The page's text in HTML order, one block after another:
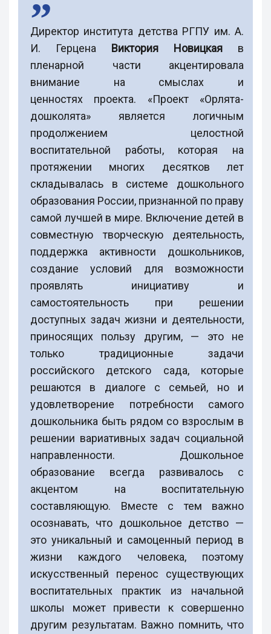
Директор института детства РГПУ им. А.
И. Герцена Виктория Новицкая в
пленарной части акцентировала
внимание на смыслах и
ценностях проекта. «Проект «Орлята-
дошколята» является логичным
продолжением целостной
воспитательной работы, которая на
протяжении многих десятков лет
складывалась в системе дошкольного
образования России, признанной по праву
самой лучшей в мире. Включение детей в
совместную творческую деятельность,
поддержка активности дошкольников,
создание условий для возможности
проявлять инициативу и
самостоятельность при решении
доступных задач жизни и деятельности,
приносящих пользу другим, — это не
только традиционные задачи
российского детского сада, которые
решаются в диалоге с семьей, но и
удовлетворение потребности самого
дошкольника быть рядом со взрослым в
решении вариативных задач социальной
направленности. Дошкольное
образование всегда развивалось с
акцентом на воспитательную
составляющую. Вместе с тем важно
осознавать, что дошкольное детство —
это уникальный и самоценный период в
жизни каждого человека, поэтому
искусственный перенос существующих
воспитательных практик из начальной
школы может привести к совершенно
другим результатам. Важно помнить, что